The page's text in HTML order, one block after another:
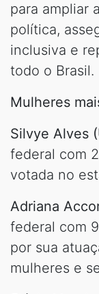
para ampliar
política,
inclusiva e
todo o Brasil.
Mulheres
Silvye Alves
federal com
votada no
Adriana
federal com
por sua
mulheres e